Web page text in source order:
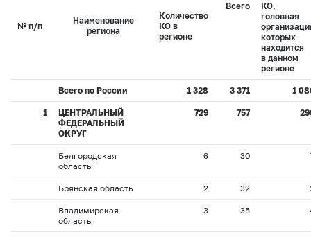
№ п/п
Наименование
региона
Количество
КО в
регионе
Всего
КО,
головная
которых
находится
в данном
регионе
Всего по России 1 328 3 371 1
1
ЦЕНТРАЛЬНЫЙ
ФЕДЕРАЛЬНЫЙ
ОКРУГ
729 757
Белгородская
область
6 30
Брянская область 2 32
Владимирская
область
3 35